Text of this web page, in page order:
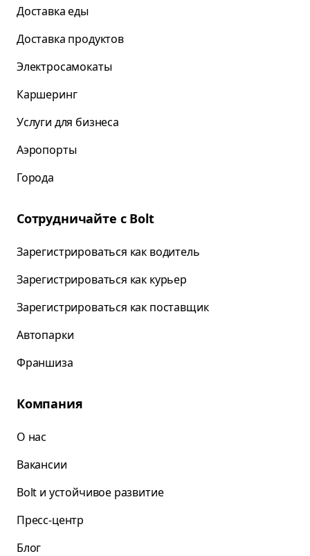
Доставка еды
Доставка продуктов
Электросамокаты
Каршеринг
Услуги для бизнеса
Аэропорты
Города
Сотрудничайте с Bolt
Зарегистрироваться как водитель
Зарегистрироваться как курьер
Зарегистрироваться как поставщик
Автопарки
Франшиза
Компания
О нас
Вакансии
Bolt и устойчивое развитие
Пресс-центр
Блог